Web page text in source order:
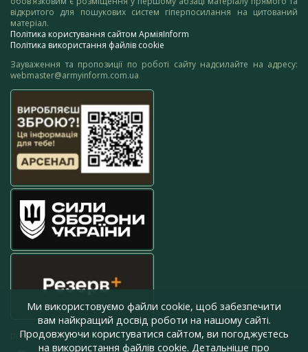
відкритого для пошукових систем гіперпосилання на цитований
матеріал.
Політика користування сайтом АрміяInform
Політика використання файлів cookie
Зауваження та пропозиції по роботі сайту надсилайте на адресу:
webmaster@armyinform.com.ua
press@armyinform.com.ua
Ми використовуємо файли cookie, щоб забезпечити
вам найкращий досвід роботи на нашому сайті.
Продовжуючи користуватися сайтом, ви погоджуєтесь
на використання файлів cookie. Детальніше про